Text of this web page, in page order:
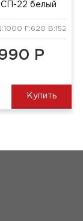
22 белый
Г:620 В:1520
Р
Купить